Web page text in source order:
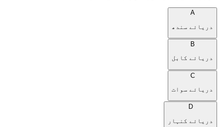
A
دریائے سندھ
B
دریائے کابل
C
دریائے سوات
D
دریائے کنہار